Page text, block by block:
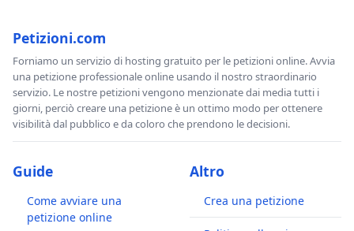
Petizioni.com
Forniamo un servizio di hosting gratuito per le petizioni online. Avvia
una petizione professionale online usando il nostro straordinario
servizio. Le nostre petizioni vengono menzionate dai media tutti i
giorni, perciò creare una petizione è un ottimo modo per ottenere
visibilità dal pubblico e da coloro che prendono le decisioni.
Guide
Come avviare una
petizione online
Altro
Crea una petizione